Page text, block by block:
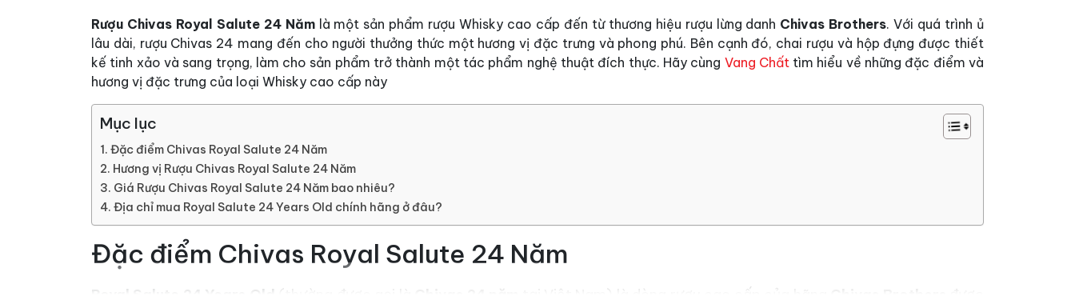
Rượu Chivas Royal Salute 24 Nămlà một sản phẩm rượu Whisky cao cấp đến từ thương hiệu rượu lừng danh Chivas Brothers. Với quá trình ủ
lâu dài, rượu Chivas 24 mang đến cho người thưởng thức một hương vị đặc trưng và phong phú. Bên cạnh đó, chai rượu và hộp đựng được thiết
kế tinh xảo và sang trọng, làm cho sản phẩm trở thành một tác phẩm nghệ thuật đích thực. Hãy cùng Vang Chấttìm hiểu về những đặc điểm và
hương vị đặc trưng của loại Whisky cao cấp này
Mục lục
Đặc điểm Chivas Royal Salute 24 Năm
Hương vị Rượu Chivas Royal Salute 24 Năm
Giá Rượu Chivas Royal Salute 24 Năm bao nhiêu?
Địa chỉ mua Royal Salute 24 Years Old chính hãng ở đâu?
Đặc điểm Chivas Royal Salute 24 Năm
Royal Salute 24 Years Old